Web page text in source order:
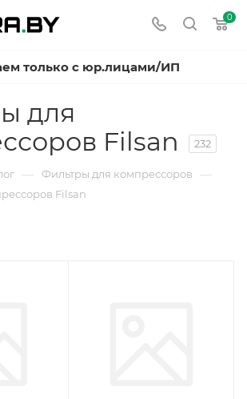
0
только с юр.лицами/ИП
для
Filsan
232
— Фильтры для компрессоров —
Filsan